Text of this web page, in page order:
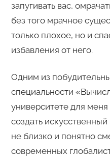
запугивать вас,
без того мрачное
только плохое, но и
избавления от него.
Одним из
специальности
университете для
создать
не близко и понятно
современных